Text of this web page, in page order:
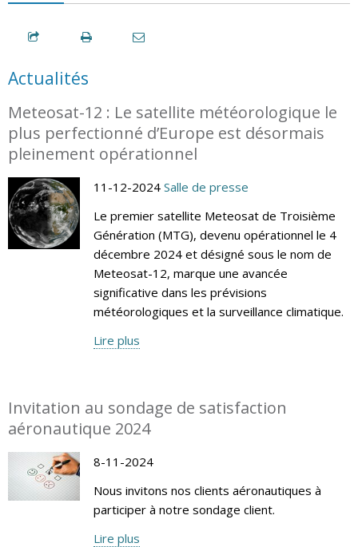
Actualités
Meteosat-12 : Le satellite météorologique le
plus perfectionné d’Europe est désormais
pleinement opérationnel
11-12-2024 Salle de presse
Le premier satellite Meteosat de Troisième
Génération (MTG), devenu opérationnel le 4
décembre 2024 et désigné sous le nom de
Meteosat-12, marque une avancée
significative dans les prévisions
météorologiques et la surveillance climatique.
Lire plus
Invitation au sondage de satisfaction
aéronautique 2024
8-11-2024
Nous invitons nos clients aéronautiques à
participer à notre sondage client.
Lire plus